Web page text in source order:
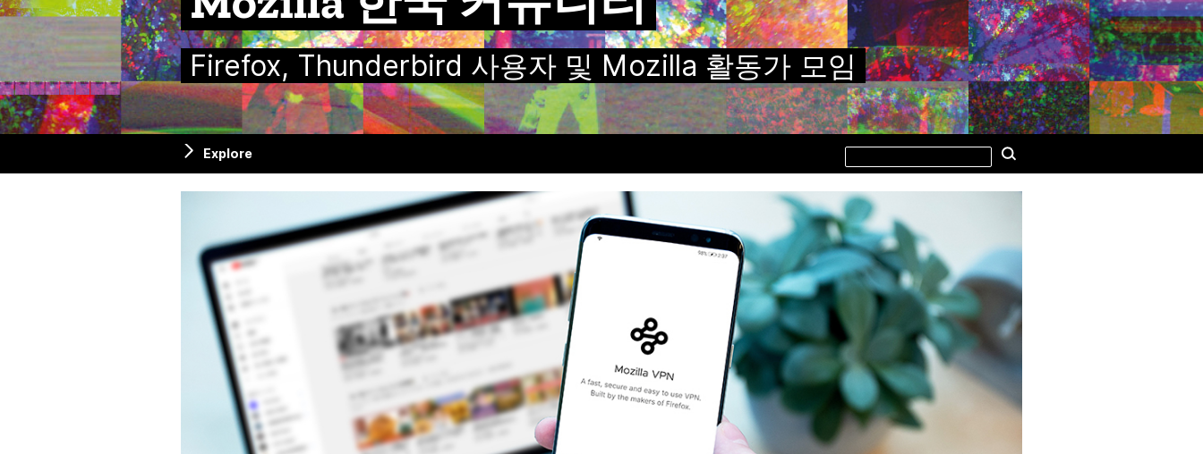
Firefox, Thunderbird 사용자 및 Mozilla 활동가 모임
Explore
Search
site